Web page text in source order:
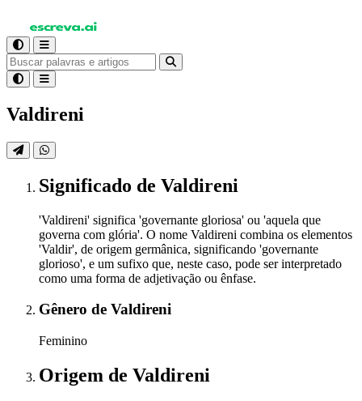
Valdireni
Significado de Valdireni
'Valdireni' significa 'governante gloriosa' ou 'aquela que
governa com glória'. O nome Valdireni combina os elementos
'Valdir', de origem germânica, significando 'governante
glorioso', e um sufixo que, neste caso, pode ser interpretado
como uma forma de adjetivação ou ênfase.
Gênero de Valdireni
Feminino
Origem de Valdireni